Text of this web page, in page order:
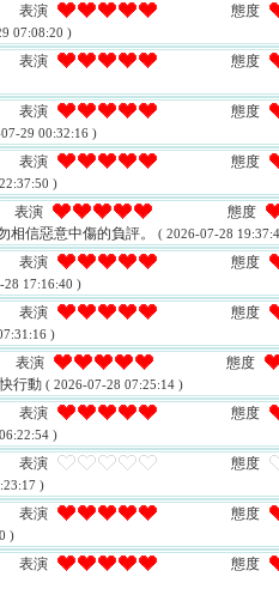
表演 態度
07:08:20 )
表演 態度
表演 態度
29 00:32:16 )
表演 態度
)
表演 態度
相信惡意中傷的負評。 ( 2026-07-28
表演 態度
28 17:16:40 )
表演 態度
)
表演 態度
行動 ( 2026-07-28 07:25:14 )
表演 態度
)
表演 態度
)
表演 態度
)
表演 態度